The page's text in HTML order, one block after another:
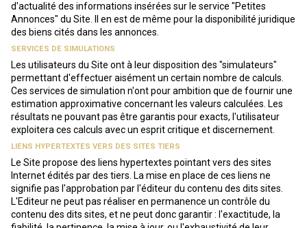
d'actualité des informations insérées sur le service "Petites
Annonces" du Site. Il en est de même pour la disponibilité juridique
des biens cités dans les annonces.
SERVICES DE SIMULATIONS
Les utilisateurs du Site ont à leur disposition des "simulateurs"
permettant d'effectuer aisément un certain nombre de calculs.
Ces services de simulation n'ont pour ambition que de fournir une
estimation approximative concernant les valeurs calculées. Les
résultats ne pouvant pas être garantis pour exacts, l'utilisateur
exploitera ces calculs avec un esprit critique et discernement.
LIENS HYPERTEXTES VERS DES SITES TIERS
Le Site propose des liens hypertextes pointant vers des sites
Internet édités par des tiers. La mise en place de ces liens ne
signifie pas l'approbation par l'éditeur du contenu des dits sites.
L'Editeur ne peut pas réaliser en permanence un contrôle du
contenu des dits sites, et ne peut donc garantir : l'exactitude, la